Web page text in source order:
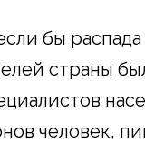
бы
страны
человек,